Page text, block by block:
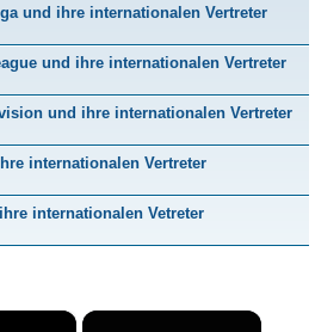
und ihre internationalen Vertreter
und ihre internationalen Vertreter
und ihre internationalen Vertreter
internationalen Vertreter
internationalen Vetreter
×